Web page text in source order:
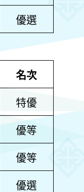
優選
名次
特優
優等
優等
優選